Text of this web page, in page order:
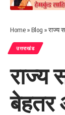
Home» Blog »राज्य
उत्तराखंड
राज्य
बेहतर